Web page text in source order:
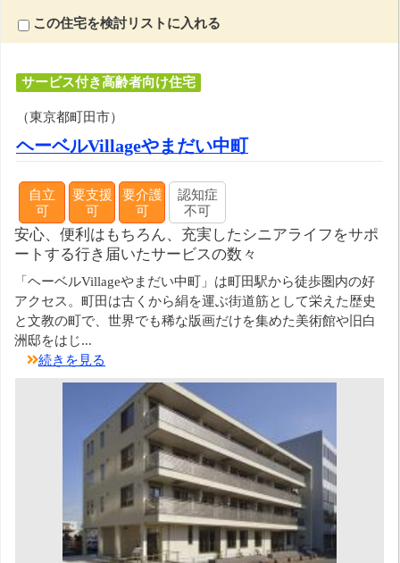
この住宅を検討リストに入れる
サービス付き高齢者向け住宅
（東京都町田市）
ヘーベルVillageやまだい中町
自立
可
要支援
可
要介護
可
認知症
不可
安心、便利はもちろん、充実したシニアライフをサポ
ートする行き届いたサービスの数々
「ヘーベルVillageやまだい中町」は町田駅から徒歩圏内の好
アクセス。町田は古くから絹を運ぶ街道筋として栄えた歴史
と文教の町で、世界でも稀な版画だけを集めた美術館や旧白
洲邸をはじ...
続きを見る